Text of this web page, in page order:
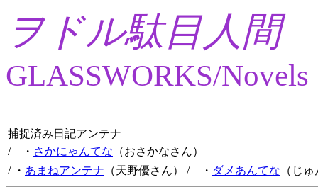
ヲドル駄目人間
GLASSWORKS/Novels
捕捉済み日記アンテナ
/ ・ さかにゃんてな （おさかなさん）
/ ・ あまねアンテナ （天野優さん） / ・ ダメあんてな （じ